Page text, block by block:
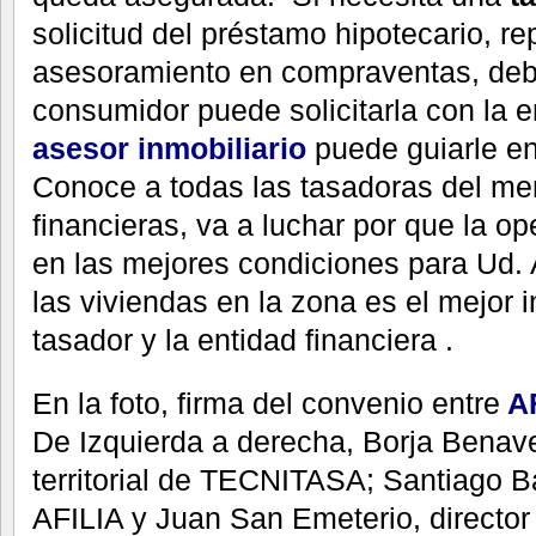
solicitud del préstamo hipotecario,
asesoramiento en compraventas,
consumidor puede solicitarla con la
asesor inmobiliario puede guiarle
Conoce a todas las tasadoras del
financieras, va a luchar por que la
en las mejores condiciones para
las viviendas en la zona es el mejor
tasador y la entidad financiera .
En la foto, firma del convenio entre
De Izquierda a derecha, Borja
territorial de TECNITASA; Santiago
AFILIA y Juan San Emeterio,